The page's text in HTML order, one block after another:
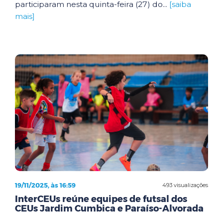
participaram nesta quinta-feira (27) do... [saiba
mais]
493 visualizações
19/11/2025, às 16:59
InterCEUs reúne equipes de futsal dos
CEUs Jardim Cumbica e Paraíso-Alvorada